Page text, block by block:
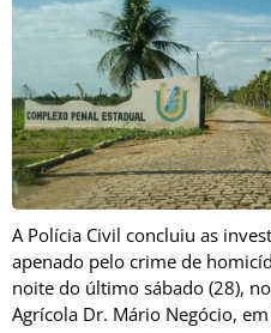
A Polícia Civil concluiu as
apenado pelo crime de
noite do último sábado (28),
Agrícola Dr. Mário Negócio, em